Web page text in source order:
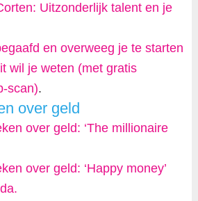
Uitzonderlijk talent en je
en overweeg je te starten
wil je weten (met gratis
scan).
over geld
over geld: ‘The millionaire
over geld: ‘Happy money’